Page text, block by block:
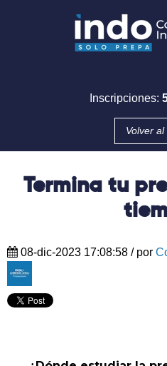
Inscripciones:
Volver al
Termina tu
08-dic-2023 17:08:58 / por